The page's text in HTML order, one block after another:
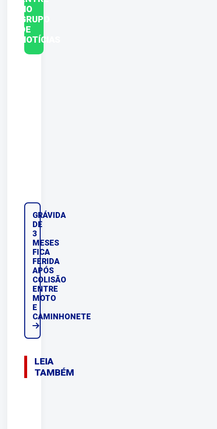
NO
GRUPO
DE
NOTÍCIAS
GRÁVIDA
DE
3
MESES
FICA
FERIDA
APÓS
COLISÃO
ENTRE
MOTO
E
CAMINHONETE
LEIA
TAMBÉM